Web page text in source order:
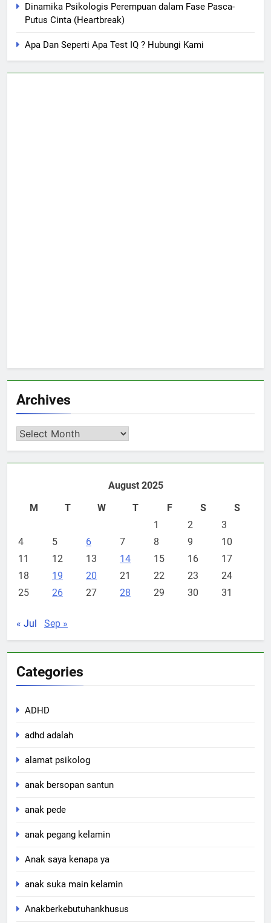
Dinamika Psikologis Perempuan dalam Fase Pasca-
Putus Cinta (Heartbreak)
Apa Dan Seperti Apa Test IQ ? Hubungi Kami
Archives
Archives
August 2025
M
T W T F S
S
1
2
3
4
5 6 7 8 9
10
11
12 13 14 15 16
17
18
19 20 21 22 23
24
25
26 27 28 29 30 31
« Jul Sep »
Categories
ADHD
adhd adalah
alamat psikolog
anak bersopan santun
anak pede
anak pegang kelamin
Anak saya kenapa ya
anak suka main kelamin
Anakberkebutuhankhusus